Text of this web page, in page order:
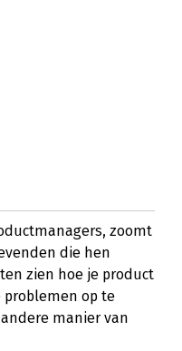
zoomt
die hen
zien hoe je product
op te
manier van